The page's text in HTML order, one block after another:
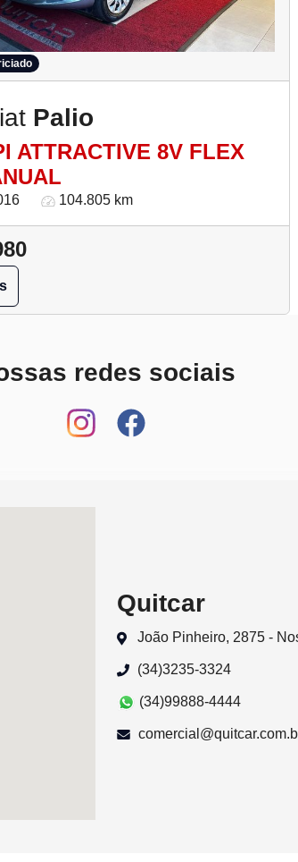
Palio
ATTRACTIVE 8V FLEX
104.805 km
redes sociais
Quitcar
João Pinheiro, 2875 -
(34)3235-3324
(34)99888-4444